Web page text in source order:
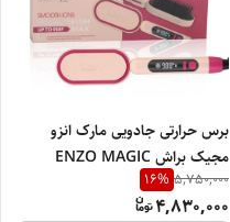
برس حرارتی جادویی مارک انزو
مجیک براش ENZO MAGIC
BRUSH No4102max
5,750,000
16%
4,830,000